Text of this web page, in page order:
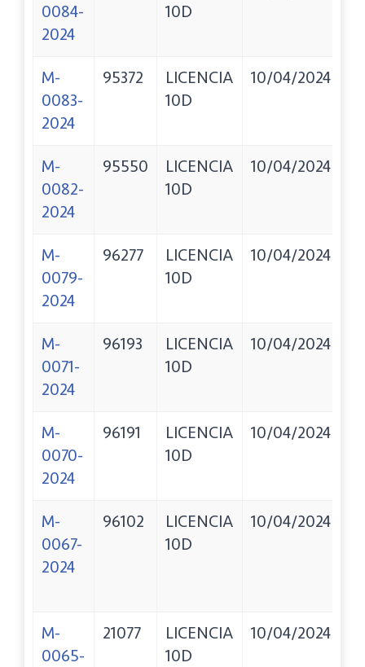
0084-
2024
10D
M-
0083-
2024
95372
LICENCIA
10D
10/04/2024
M-
0082-
2024
95550
LICENCIA
10D
10/04/2024
M-
0079-
2024
96277
LICENCIA
10D
10/04/2024
M-
0071-
2024
96193
LICENCIA
10D
10/04/2024
M-
0070-
2024
96191
LICENCIA
10D
10/04/2024
M-
0067-
2024
96102
LICENCIA
10D
10/04/2024
M-
0065-
21077
LICENCIA
10D
10/04/2024